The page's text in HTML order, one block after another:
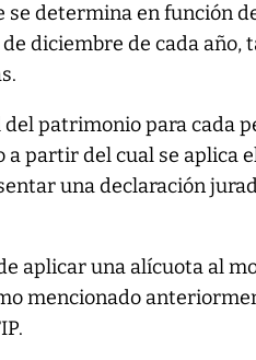
se determina en función
diciembre de cada año,
del patrimonio para cada
a partir del cual se aplica
una declaración
aplicar una alícuota al
mencionado